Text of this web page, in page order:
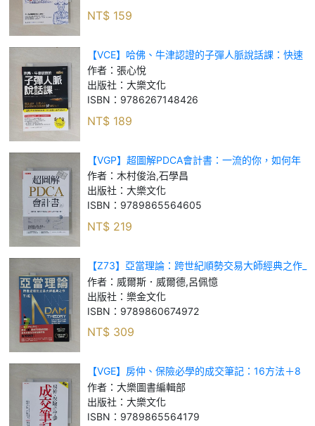
NT$ 159
【VCE】哈佛、牛津認證的子彈人脈說話課：快速
破冰、打動人心，跟誰都能有效溝通的14個技巧！
_張心悅
作者： 張心悅
出版社： 大樂文化
ISBN： 9786267148426
NT$ 189
【VGP】超圖解PDCA會計書：一流的你，如何年
年達成120%的年度目標？_木村俊治, 石學昌
作者： 木村俊治,石學昌
出版社： 大樂文化
ISBN： 9789865564605
NT$ 219
【Z73】亞當理論：跨世紀順勢交易大師經典之作_
威爾斯．威爾德, 呂佩憶
作者： 威爾斯．威爾德,呂佩憶
出版社： 樂金文化
ISBN： 9789860674972
NT$ 309
【VGE】房仲、保險必學的成交筆記：16方法＋8
表格，教你如何達成業績快、狠、準！_大樂圖書
編輯部
作者： 大樂圖書編輯部
出版社： 大樂文化
ISBN： 9789865564179